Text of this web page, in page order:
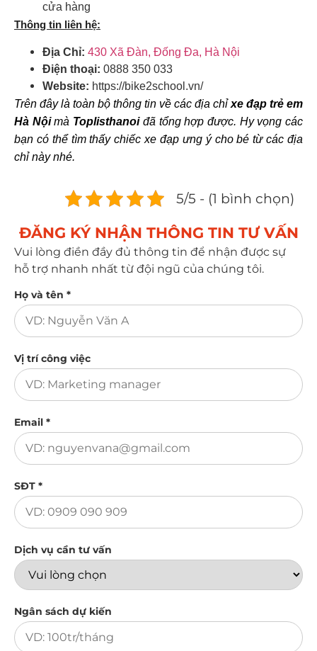
cửa hàng
Thông tin liên hệ:
Địa Chỉ: 430 Xã Đàn, Đống Đa, Hà Nội
Điện thoại: 0888 350 033
Website: https://bike2school.vn/
Trên đây là toàn bộ thông tin về các địa chỉxe đạp trẻ em
Hà Nộimà Toplisthanoiđã tổng hợp được. Hy vọng các
bạn có thể tìm thấy chiếc xe đạp ưng ý cho bé từ các địa
chỉ này nhé.
5/5 - (1 bình chọn)
ĐĂNG KÝ NHẬN THÔNG TIN TƯ VẤN​
Vui lòng điền đầy đủ thông tin để nhận được sự
hỗ trợ nhanh nhất từ đội ngũ của chúng tôi.
Họ và tên *
Vị trí công việc
Email *
SĐT *
Dịch vụ cần tư vấn
Ngân sách dự kiến